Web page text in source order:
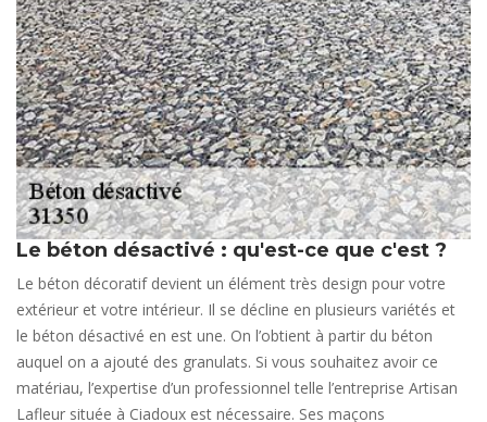
Le béton désactivé : qu'est-ce que c'est ?
Le béton décoratif devient un élément très design pour votre
extérieur et votre intérieur. Il se décline en plusieurs variétés et
le béton désactivé en est une. On l’obtient à partir du béton
auquel on a ajouté des granulats. Si vous souhaitez avoir ce
matériau, l’expertise d’un professionnel telle l’entreprise Artisan
Lafleur située à Ciadoux est nécessaire. Ses maçons